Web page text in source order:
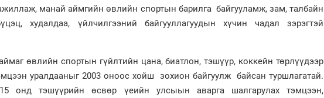
манай аймгийн өвлийн спортын барилга байгууламж, зам, талбайн
худалдаа, үйлчилгээний байгууллагуудын хүчин чадал зэрэгтэй
өвлийн спортын гүйлтийн цана, биатлон, тэшүүр, коккейн төрлүүдээр
уралдааныг 2003 оноос хойш зохион байгуулж байсан туршлагатай.
онд тэшүүрийн өсвөр үеийн улсыын аварга шалгарулах тэмцээн,